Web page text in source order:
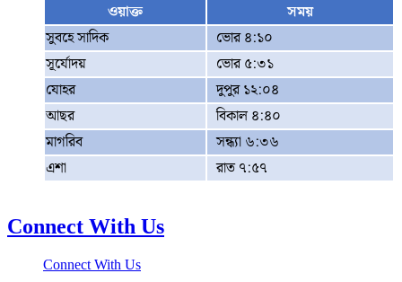
ওয়াক্ত
সময়
সুবহে সাদিক
ভোর ৪:১০
সূর্যোদয়
ভোর ৫:৩১
যোহর
দুপুর ১২:০৪
আছর
বিকাল ৪:৪০
মাগরিব
সন্ধ্যা ৬:৩৬
এশা
রাত ৭:৫৭
Connect With Us
Connect With Us